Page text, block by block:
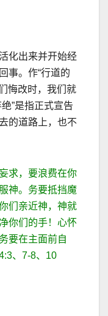
化出来并开始经
事。作“行道的
悔改时，我们就
绝”是指正式宣告
的道路上，也不
求，要浪费在你
神。务要抵挡魔
们亲近神，神就
你们的手！心怀
要在主面前自
、 7-8、 10